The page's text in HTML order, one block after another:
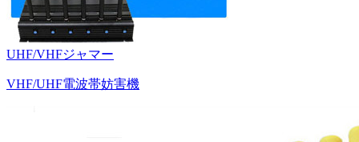
UHF/VHFジャマー
VHF/UHF電波帯妨害機